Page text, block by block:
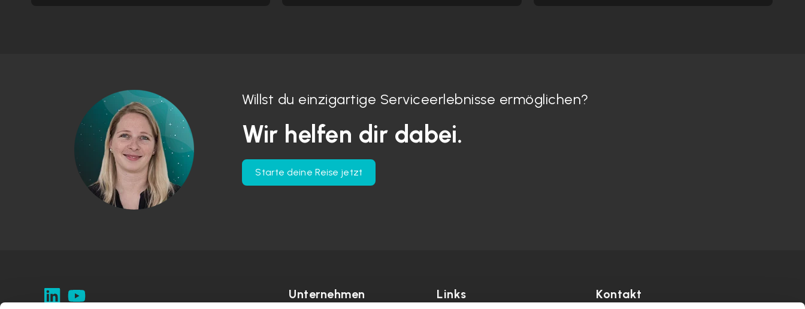
Willst du einzigartige Serviceerlebnisse ermöglichen?
Wir helfen dir dabei.
Starte deine Reise jetzt
Unternehmen Links Kontakt